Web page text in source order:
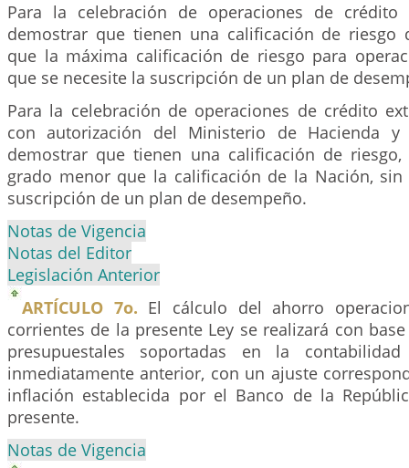
Para la celebración de operaciones de
demostrar que tienen una calificación de riesgo
que la máxima calificación de riesgo para
que se necesite la suscripción de un plan de
Para la celebración de operaciones de crédito
con autorización del Ministerio de Hacienda
demostrar que tienen una calificación de
grado menor que la calificación de la Nación,
suscripción de un plan de desempeño.
Notas de Vigencia
Notas del Editor
Legislación Anterior
ARTÍCULO 7o. El cálculo del ahorro
corrientes de la presente Ley se realizará con
presupuestales soportadas en la
inmediatamente anterior, con un ajuste
inflación establecida por el Banco de la
presente.
Notas de Vigencia